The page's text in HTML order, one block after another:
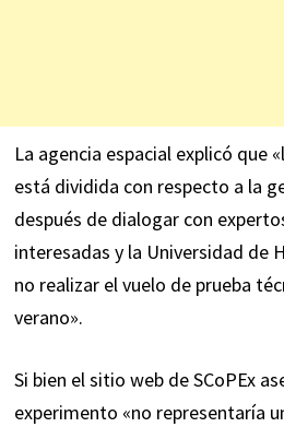
La agencia espacial explicó que
está dividida con respecto a la
después de dialogar con
interesadas y la Universidad de
no realizar el vuelo de prueba
verano».
Si bien elsitio webde SCoPEx
experimento «no representaría